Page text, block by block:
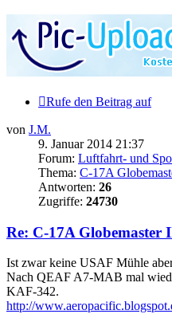
Rufe den Beitrag auf
von J.M.
9. Januar 2014 21:37
Forum: Luftfahrt- und
Thema: C-17A
Antworten: 26
Zugriffe: 24730
Re: C-17A Globemaster
Ist zwar keine USAF Mühle
Nach QEAF A7-MAB mal
KAF-342.
http://